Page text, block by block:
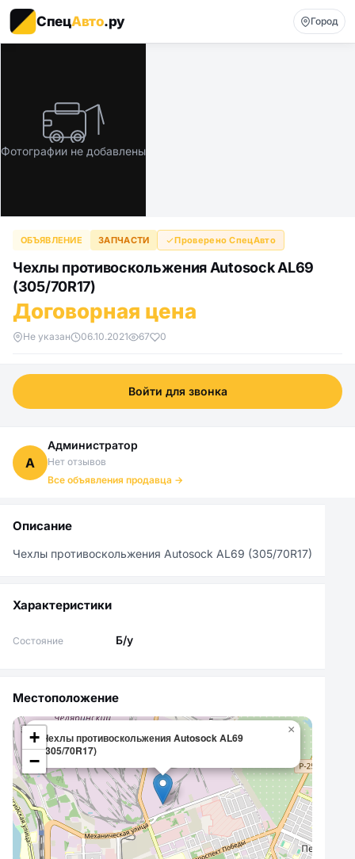
СпецАвто.ру Город
Фотографии не добавлены
ОБЪЯВЛЕНИЕ ЗАПЧАСТИ Проверено СпецАвто
Чехлы противоскольжения Autosock AL69
(305/70R17)
Договорная цена
Не указан 06.10.2021 67 0
Войти для звонка
А
Администратор
Нет отзывов
Все объявления продавца →
Описание
Чехлы противоскольжения Autosock AL69 (305/70R17)
Характеристики
Состояние Б/у
Местоположение
Чехлы противоскольжения Autosock AL69
(305/70R17)
×
+
−